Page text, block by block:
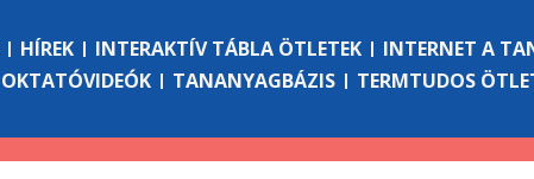
HÍREK INTERAKTÍV TÁBLA ÖTLETEK INTERNET A
OKTATÓVIDEÓK TANANYAGBÁZIS TERMTUDOS